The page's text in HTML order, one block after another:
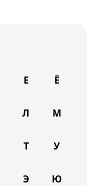
Е Ё
Л М
Т У
Э Ю